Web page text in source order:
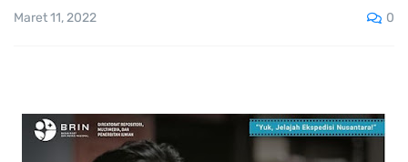
Maret 11, 2022 0